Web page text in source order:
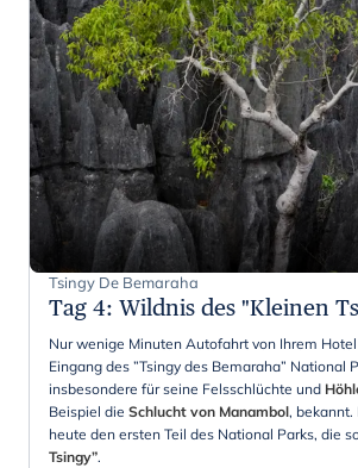
Tsingy De Bemaraha
Tag 4: Wildnis des "Kleinen
Nur wenige Minuten Autofahrt von Ihrem
Eingang des ”Tsingy des Bemaraha” National
insbesondere für seine Felsschlüchte und
Beispiel die Schlucht von Manambol, bekannt.
heute den ersten Teil des National Parks, die
Tsingy”.